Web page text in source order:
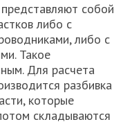
собой
либо с
либо с
Такое
Для расчета
разбивка
которые
складываются